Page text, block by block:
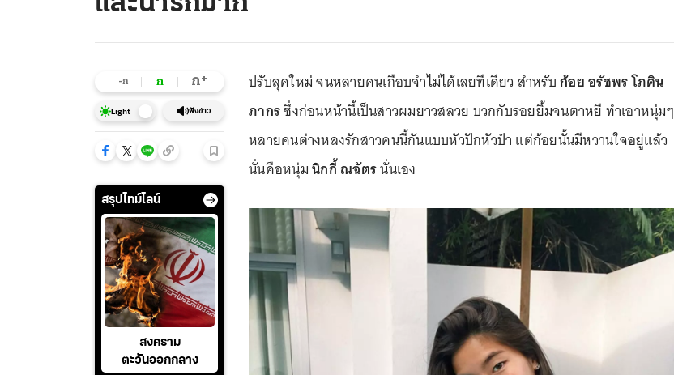
-ก ก ก+
Light ฟังข่าว
สรุปไทม์ไลน์
สงคราม
ตะวันออกกลาง
ปรับลุคใหม่ จนหลายคนเกือบจำไม่ได้เลยทีเดียว สำหรับก้อย อรัชพร โภคิน
ภากรซึ่งก่อนหน้านี้เป็นสาวผมยาวสลวย บวกกับรอยยิ้มจนตาหยี ทำเอาหนุ่มๆ
หลายคนต่างหลงรักสาวคนนี้กันแบบหัวปักหัวปำ แต่ก้อยนั้นมีหวานใจอยู่แล้ว
นั่นคือหนุ่มนิกกี้ ณฉัตรนั่นเอง